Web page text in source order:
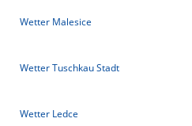
Wetter Malesice
Wetter Tuschkau Stadt
Wetter Ledce